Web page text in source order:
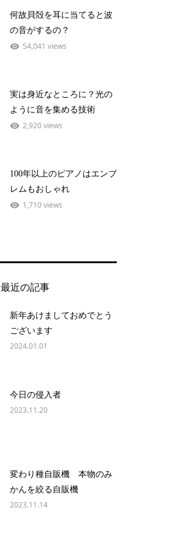
何故貝殻を耳に当てると波
の音がするの？
54,041 views
実は身近なところに？光の
ように音を集める技術
2,920 views
100年以上のピアノはエンブ
レムもおしゃれ
1,710 views
最近の記事
新年あけましておめでとう
ございます
2024.01.01
今日の侵入者
2023.11.20
変わり種自販機 本物のみ
かんを絞る自販機
2023.11.14